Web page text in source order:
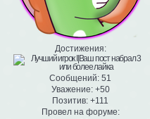
Достижения:
Сообщений: 51
Уважение: +50
Позитив: +111
Провел на форуме: